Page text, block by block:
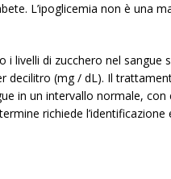
L’ipoglicemia non è una
i livelli di zucchero nel sangue
decilitro (mg / dL). Il
in un intervallo normale, con
richiede l’identificazione